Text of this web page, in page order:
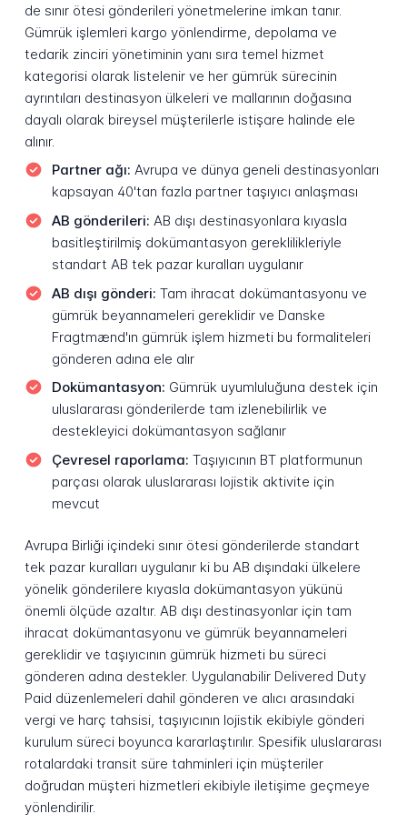
de sınır ötesi gönderileri yönetmelerine imkan tanır.
Gümrük işlemleri kargo yönlendirme, depolama ve
tedarik zinciri yönetiminin yanı sıra temel hizmet
kategorisi olarak listelenir ve her gümrük sürecinin
ayrıntıları destinasyon ülkeleri ve mallarının doğasına
dayalı olarak bireysel müşterilerle istişare halinde ele
alınır.
Partner ağı: Avrupa ve dünya geneli destinasyonları
kapsayan 40'tan fazla partner taşıyıcı anlaşması
AB gönderileri: AB dışı destinasyonlara kıyasla
basitleştirilmiş dokümantasyon gereklilikleriyle
standart AB tek pazar kuralları uygulanır
AB dışı gönderi: Tam ihracat dokümantasyonu ve
gümrük beyannameleri gereklidir ve Danske
Fragtmænd'ın gümrük işlem hizmeti bu formaliteleri
gönderen adına ele alır
Dokümantasyon: Gümrük uyumluluğuna destek için
uluslararası gönderilerde tam izlenebilirlik ve
destekleyici dokümantasyon sağlanır
Çevresel raporlama: Taşıyıcının BT platformunun
parçası olarak uluslararası lojistik aktivite için
mevcut
Avrupa Birliği içindeki sınır ötesi gönderilerde standart
tek pazar kuralları uygulanır ki bu AB dışındaki ülkelere
yönelik gönderilere kıyasla dokümantasyon yükünü
önemli ölçüde azaltır. AB dışı destinasyonlar için tam
ihracat dokümantasyonu ve gümrük beyannameleri
gereklidir ve taşıyıcının gümrük hizmeti bu süreci
gönderen adına destekler. Uygulanabilir Delivered Duty
Paid düzenlemeleri dahil gönderen ve alıcı arasındaki
vergi ve harç tahsisi, taşıyıcının lojistik ekibiyle gönderi
kurulum süreci boyunca kararlaştırılır. Spesifik uluslararası
rotalardaki transit süre tahminleri için müşteriler
doğrudan müşteri hizmetleri ekibiyle iletişime geçmeye
yönlendirilir.